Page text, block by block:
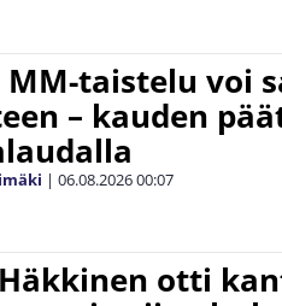
MM-taistelu voi
– kauden
| 06.08.202600:07
otti